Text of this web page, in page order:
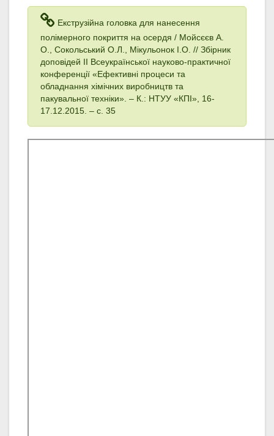
Екструзійна головка для нанесення
полімерного покриття на осердя / Мойсєєв А.
О., Сокольський О.Л., Мікульонок І.О. // Збірник
доповідей ІІ Всеукраїнської науково-практичної
конференції «Ефективні процеси та
обладнання хімічних виробництв та
пакувальної техніки». – К.: НТУУ «КПІ», 16-
17.12.2015. – с. 35